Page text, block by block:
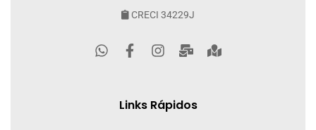
CRECI 34229J
Links Rápidos